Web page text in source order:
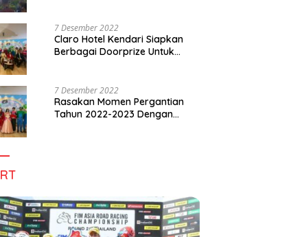
7 Desember 2022
Claro Hotel Kendari Siapkan
Berbagai Doorprize Untuk
7 Desember 2022
Rasakan Momen Pergantian
Tahun 2022-2023 Dengan